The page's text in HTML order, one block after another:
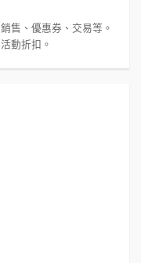
售、優惠券、交易等。
動折扣。